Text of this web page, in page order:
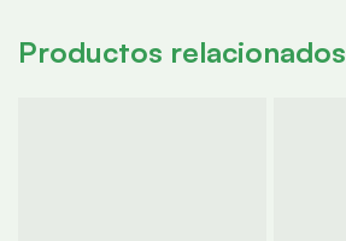
Productos relacionados